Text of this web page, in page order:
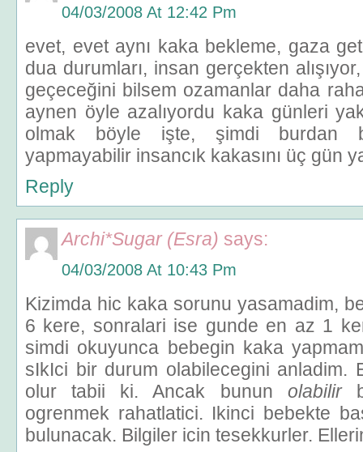
04/03/2008 At 12:42 Pm
evet, evet aynı kaka bekleme, gaza
dua durumları, insan gerçekten
geçeceğini bilsem ozamanlar daha
aynen öyle azalıyordu kaka günleri
olmak böyle işte, şimdi burdan
yapmayabilir insancık kakasını üç gün
Reply
Archi*Sugar (Esra) says:
04/03/2008 At 10:43 Pm
Kizimda hic kaka sorunu yasamadim,
6 kere, sonralari ise gunde en az 1
simdi okuyunca bebegin kaka
sIkIci bir durum olabilecegini anladim.
olur tabii ki. Ancak bunun olabilir
ogrenmek rahatlatici. Ikinci bebekte
bulunacak. Bilgiler icin tesekkurler.